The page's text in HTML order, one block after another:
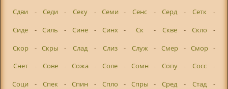
Сдви
- Седи - Секу - Семи - Сенс - Серд - Сетк
-
Сиде
- Силь - Сине - Синх - Ск - Скве - Скло
-
Скор
- Скры - Слад - Слиз - Служ - Смер - Смор -
Снет
- Сове - Сожа - Соле - Сомн - Сопу - Сосс
-
Соци
- Спек - Спин - Спло - Спры - Сред - Стад
-